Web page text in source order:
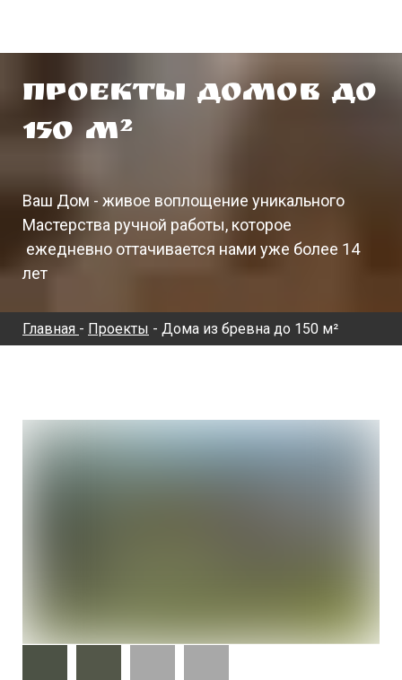
Проекты домов до
150 м²
Ваш Дом - живое воплощение уникального
Мастерства ручной работы, которое
ежедневно оттачивается нами уже более 14
лет
Главная - Проекты - Дома из бревна до 150 м²